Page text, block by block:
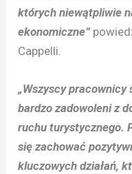
których niewątpliwie
ekonomiczne”
Cappelli.
„Wszyscy
bardzo zadowoleni z
ruchu turystycznego.
się zachować
kluczowych działań,